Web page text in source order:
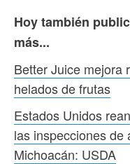
Hoy también
más...
Better Juice mejora
helados de frutas
Estados Unidos
las inspecciones de
Michoacán: USDA